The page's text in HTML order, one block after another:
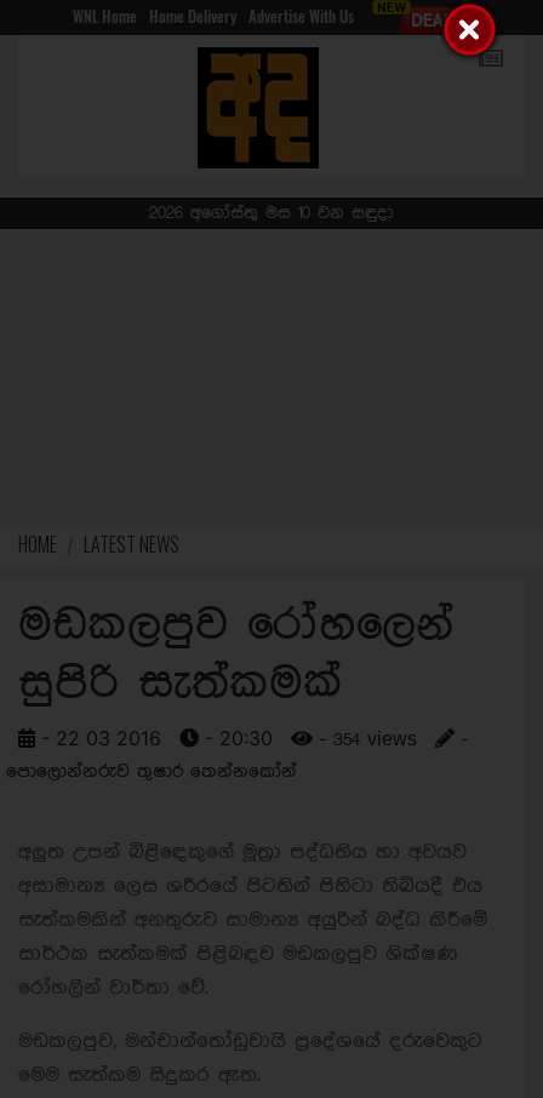
WNL Home Home Delivery Advertise With Us
2026 අගෝස්තු මස 10 වන සඳුදා
HOME LATEST NEWS
මඩකලපුව රෝහලෙන්
සුපිරි සැත්කමක්
- 22 03 2016 - 20:30 - 354 views
-
පොලොන්නරුව තුෂාර තෙන්නකෝන්
අලුත උපන් බිළිඳෙකුගේ මූත්‍රා පද්ධතිය හා අවයව
අසාමාන්‍ය ලෙස ශරීරයේ පිටතින් පිහිටා තිබියදී එය
සැත්කමකින් අනතුරුව සාමාන්‍ය අයුරින් බද්ධ කිරීමේ
සාර්ථක සැත්කමක් පිළිබඳව මඩකලපුව ශික්ෂණ
රෝහලින් වාර්තා වේ.
මඩකලපුව, මන්චාන්තෝඩුවායි ප්‍රදේශයේ දරුවෙකුට
මෙම සැත්කම සිදුකර ඇත.